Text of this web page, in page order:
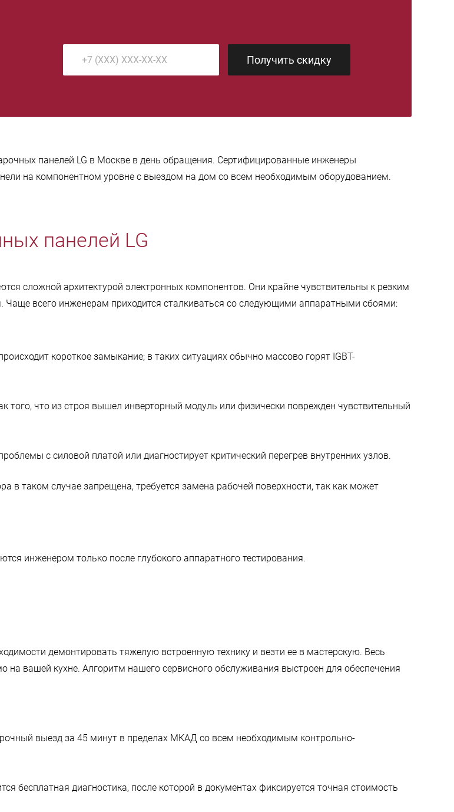
Получить скидку
панелей LG в Москве в день обращения. Сертифицированные инженеры
на компонентном уровне с выездом на дом со всем необходимым оборудованием.
панелей LG
сложной архитектурой электронных компонентов. Они крайне чувствительны к резким
всего инженерам приходится сталкиваться со следующими аппаратными сбоями:
короткое замыкание; в таких ситуациях обычно массово горят IGBT-
того, что из строя вышел инверторный модуль или физически поврежден чувствительный
с силовой платой или диагностирует критический перегрев внутренних узлов.
в таком случае запрещена, требуется замена рабочей поверхности, так как может
инженером только после глубокого аппаратного тестирования.
демонтировать тяжелую встроенную технику и везти ее в мастерскую. Весь
на вашей кухне. Алгоритм нашего сервисного обслуживания выстроен для обеспечения
выезд за 45 минут в пределах МКАД со всем необходимым контрольно-
бесплатная диагностика, после которой в документах фиксируется точная стоимость